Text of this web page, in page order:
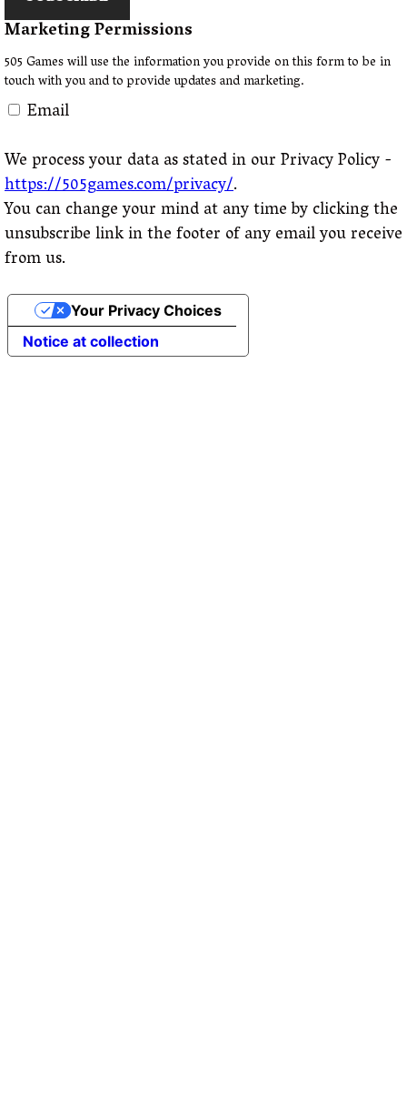
Marketing Permissions
505 Games will use the information you provide on this form to be in
touch with you and to provide updates and marketing.
Email
We process your data as stated in our Privacy Policy -
https://505games.com/privacy/.
You can change your mind at any time by clicking the
unsubscribe link in the footer of any email you receive
from us.
Notice at collection
Your Privacy Choices